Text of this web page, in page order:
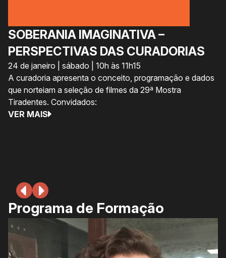
SOBERANIA IMAGINATIVA –
PERSPECTIVAS DAS CURADORIAS
24 de janeiro | sábado | 10h às 11h15
A curadoria apresenta o conceito, programação e dados
que norteiam a seleção de filmes da 29ª Mostra
Tiradentes. Convidados:
VER MAIS
Programa de Formação